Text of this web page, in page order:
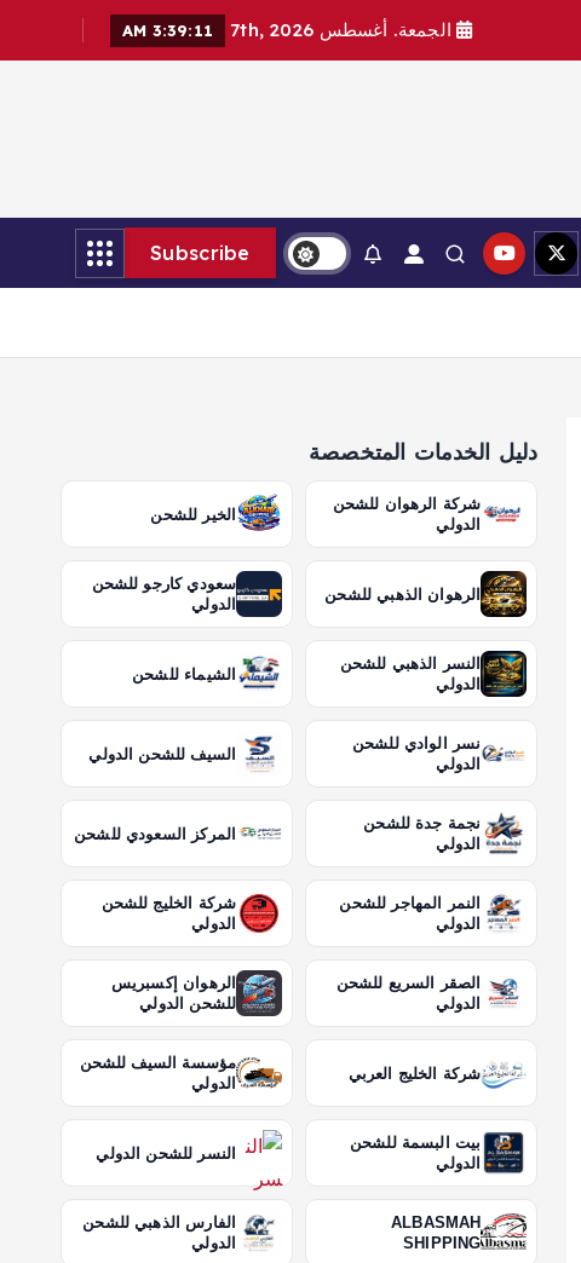
الجمعة. أغسطس 7th, 2026 3:39:13 AM
Subscribe
دليل الخدمات المتخصصة
شركة الرهوان للشحن
الدولي
الخير للشحن
الرهوان الذهبي للشحن
سعودي كارجو للشحن
الدولي
النسر الذهبي للشحن
الدولي
الشيماء للشحن
نسر الوادي للشحن
الدولي
السيف للشحن الدولي
نجمة جدة للشحن
الدولي
المركز السعودي للشحن
النمر المهاجر للشحن
الدولي
شركة الخليج للشحن
الدولي
الصقر السريع للشحن
الدولي
الرهوان إكسبريس
للشحن الدولي
شركة الخليج العربي
مؤسسة السيف للشحن
الدولي
بيت البسمة للشحن
الدولي
النسر للشحن الدولي
ALBASMAH
SHIPPING
الفارس الذهبي للشحن
الدولي